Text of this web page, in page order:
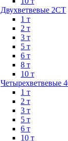
Двухветвевые 2СТ
1 т
2 т
3 т
5 т
6 т
8 т
10 т
Четырехветвевые
1 т
2 т
3 т
5 т
6 т
10 т